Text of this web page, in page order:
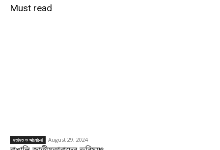
Must read
মতামত ও আলোচনা August 29, 2024